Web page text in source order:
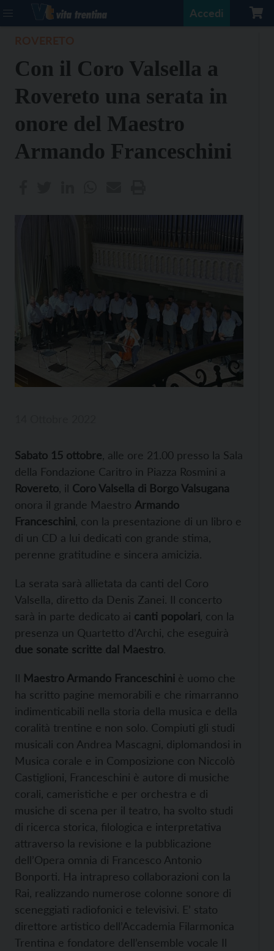
Accedi
Con il Coro Valsella a
Rovereto una serata in
onore del Maestro
Armando Franceschini
Sabato 15 ottobre , alle ore 21.00 presso la Sala
della Fondazione Caritro in Piazza Rosmini a
Rovereto , il Coro Valsella di Borgo Valsugana
onora il grande Maestro Armando
Franceschini , con la presentazione di un libro e
di un CD a lui dedicati con grande stima,
perenne gratitudine e sincera amicizia.
La serata sarà allietata da canti del Coro
Valsella, diretto da Denis Zanei. Il concerto
sarà in parte dedicato ai canti popolari , con la
presenza un Quartetto d’Archi, che eseguirà
due sonate scritte dal Maestro.
Il Maestro Armando Franceschini è uomo che
ha scritto pagine memorabili e che rimarranno
indimenticabili nella storia della musica e della
coralità trentine e non solo. Compiuti gli studi
musicali con Andrea Mascagni, diplomandosi in
Musica corale e in Composizione con Niccolò
Castiglioni, Franceschini è autore di musiche
corali, cameristiche e per orchestra e di
musiche di scena per il teatro, ha svolto studi
di ricerca storica, filologica e interpretativa
attraverso la revisione e la pubblicazione
dell’Opera omnia di Francesco Antonio
Bonporti. Ha intrapreso collaborazioni con la
Rai, realizzando numerose colonne sonore di
sceneggiati radiofonici e televisivi. E’ stato
direttore artistico dell’Accademia Filarmonica
Trentina e fondatore dell’ensemble vocale Il